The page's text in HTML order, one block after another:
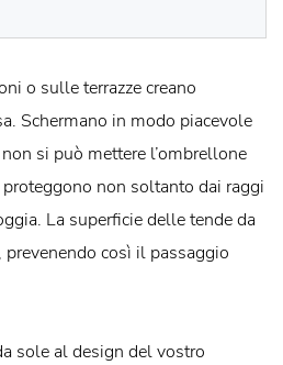
o sulle terrazze creano
Schermano in modo piacevole
si può mettere l’ombrellone
non soltanto dai raggi
La superficie delle tende da
così il passaggio
sole al design del vostro